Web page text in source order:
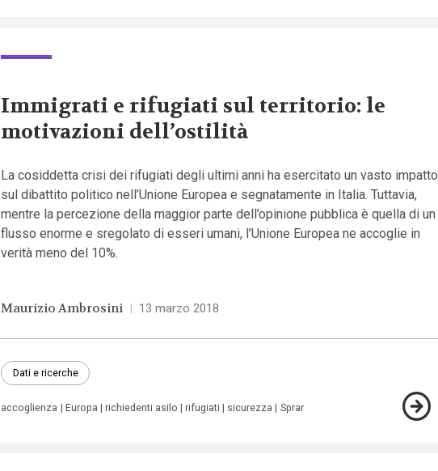
Immigrati e rifugiati sul territorio: le
motivazioni dell’ostilità
La cosiddetta crisi dei rifugiati degli ultimi anni ha esercitato un vasto impatto
sul dibattito politico nell’Unione Europea e segnatamente in Italia. Tuttavia,
mentre la percezione della maggior parte dell’opinione pubblica è quella di un
flusso enorme e sregolato di esseri umani, l’Unione Europea ne accoglie in
verità meno del 10%.
Maurizio Ambrosini | 13 marzo 2018
Dati e ricerche
accoglienza Europa richiedenti asilo rifugiati sicurezza Sprar